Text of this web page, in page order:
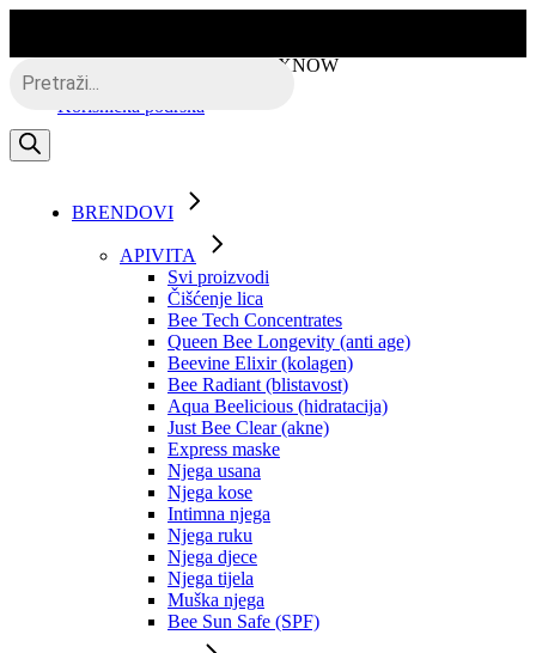
the
content
Besplatna dostava putem BOXNOW
Korisnička podrška
search
BRENDOVI
APIVITA
Svi proizvodi
Čišćenje lica
Bee Tech Concentrates
Queen Bee Longevity (anti age)
Beevine Elixir (kolagen)
Bee Radiant (blistavost)
Aqua Beelicious (hidratacija)
Just Bee Clear (akne)
Express maske
Njega usana
Njega kose
Intimna njega
Njega ruku
Njega djece
Njega tijela
Muška njega
Bee Sun Safe (SPF)